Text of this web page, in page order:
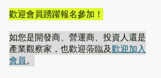
歡迎會員踴躍報名參加！
如您是開發商、營運商、投資人還是
產業觀察家，也歡迎蒞臨及歡迎加入
會員。